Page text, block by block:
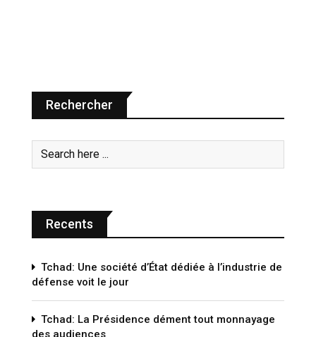
Rechercher
Recents
Tchad: Une société d’État dédiée à l’industrie de
défense voit le jour
Tchad: La Présidence dément tout monnayage
des audiences